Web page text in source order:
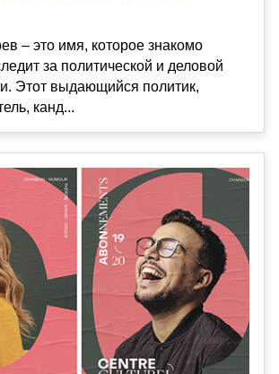
– это имя, которое знакомо
за политической и деловой
Этот выдающийся политик,
канд...